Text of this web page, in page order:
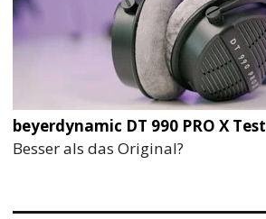
beyerdynamic DT 990 PRO X Test
Besser als das Original?